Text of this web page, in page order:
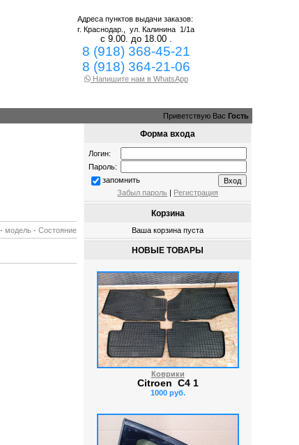
Адреса пунктов выдачи заказов:
г. Краснодар.,ул. Калинина 1/1а
с 9.00. до 18.00 .
8 (918) 368-45-21
8 (918) 364-21-06
Напишите нам в WhatsApp
Приветствую Вас Гость
·модель ·Состояние
Форма входа
Логин:
Пароль:
запомнить
Забыл пароль | Регистрация
Корзина
Ваша корзина пуста
НОВЫЕ ТОВАРЫ
Коврики
Citroen C4 1
1000 руб.